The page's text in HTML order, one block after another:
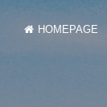
HOMEPAGE